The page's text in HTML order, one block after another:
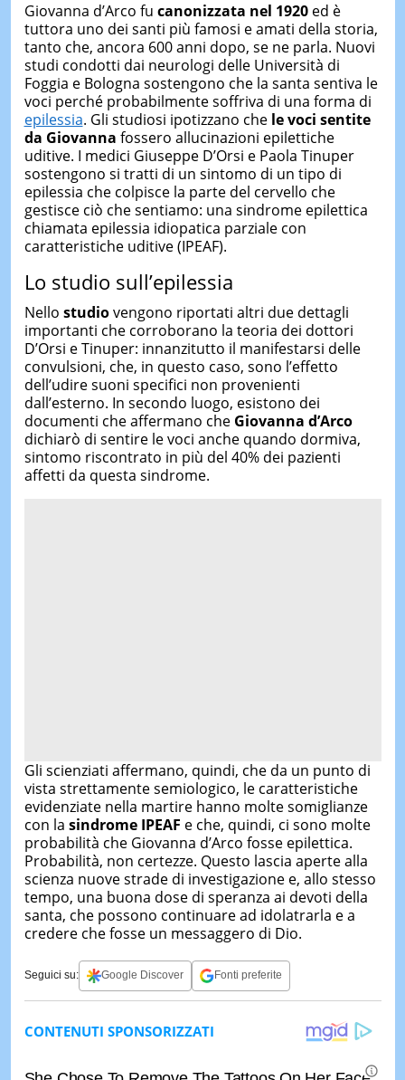
Giovanna d’Arco fu canonizzata nel 1920ed è
tuttora uno dei santi più famosi e amati della storia,
tanto che, ancora 600 anni dopo, se ne parla. Nuovi
studi condotti dai neurologi delle Università di
Foggia e Bologna sostengono che la santa sentiva le
voci perché probabilmente soffriva di una forma di
epilessia. Gli studiosi ipotizzano che le voci sentite
da Giovanna fossero allucinazioni epilettiche
uditive. I medici Giuseppe D’Orsi e Paola Tinuper
sostengono si tratti di un sintomo di un tipo di
epilessia che colpisce la parte del cervello che
gestisce ciò che sentiamo: una sindrome epilettica
chiamata epilessia idiopatica parziale con
caratteristiche uditive (IPEAF).
Lo studio sull’epilessia
Nello studiovengono riportati altri due dettagli
importanti che corroborano la teoria dei dottori
D’Orsi e Tinuper: innanzitutto il manifestarsi delle
convulsioni, che, in questo caso, sono l’effetto
dell’udire suoni specifici non provenienti
dall’esterno. In secondo luogo, esistono dei
documenti che affermano che Giovanna d’Arco
dichiarò di sentire le voci anche quando dormiva,
sintomo riscontrato in più del 40% dei pazienti
affetti da questa sindrome.
Gli scienziati affermano, quindi, che da un punto di
vista strettamente semiologico, le caratteristiche
evidenziate nella martire hanno molte somiglianze
con la sindrome IPEAF e che, quindi, ci sono molte
probabilità che Giovanna d’Arco fosse epilettica.
Probabilità, non certezze. Questo lascia aperte alla
scienza nuove strade di investigazione e, allo stesso
tempo, una buona dose di speranza ai devoti della
santa, che possono continuare ad idolatrarla e a
credere che fosse un messaggero di Dio.
Seguici su: Google Discover Fonti preferite